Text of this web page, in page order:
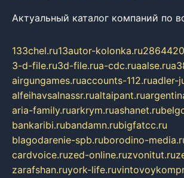
Актуальный каталог компаний по
133chel.ru13autor-kolonka.ru
3-d-file.ru3d-file.rua-cdc.ruaalse.ru
airgungames.ruaccounts-112.ruadler-
alfeihavsalnassr.rualtaipant.ru
aria-family.ruarkrym.ruashanet.ru
bankaribi.rubandamn.rubigfatcc.ru
blagodarenie-spb.ruborodino-
cardvoice.ruzed-online.ruzvonitut.ru
zarafshan.ruyork-life.ru